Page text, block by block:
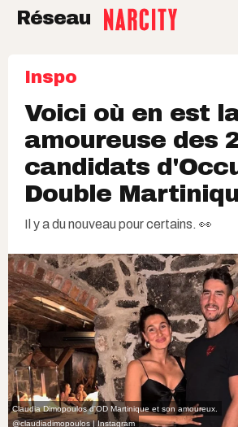
Réseau
Inspo
Voici où en est
amoureuse des
candidats
Double
Il y a du nouveau pour certains. 👀
Claudia Dimopoulos d'OD Martinique et son amoureux.
@claudiadimopoulos | Instagram